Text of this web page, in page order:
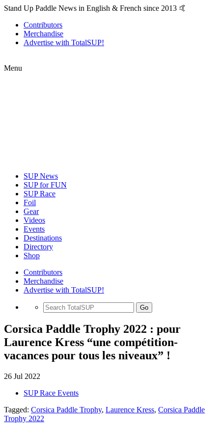
Stand Up Paddle News in English & French since 2013 🤙
Contributors
Merchandise
Advertise with TotalSUP!
Menu
SUP News
SUP for FUN
SUP Race
Foil
Gear
Videos
Events
Destinations
Directory
Shop
Contributors
Merchandise
Advertise with TotalSUP!
Go
Corsica Paddle Trophy 2022 : pour
Laurence Kress “une compétition-
vacances pour tous les niveaux” !
26 Jul 2022
SUP Race Events
Tagged: Corsica Paddle Trophy, Laurence Kress, Corsica Paddle
Trophy 2022